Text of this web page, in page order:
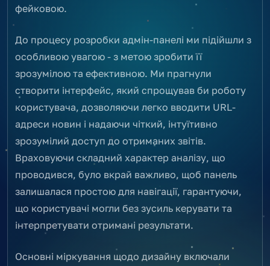
фейковою.
До процесу розробки адмін-панелі ми підійшли з
особливою увагою - з метою зробити її
зрозумілою та ефективною. Ми прагнули
створити інтерфейс, який спрощував би роботу
користувача, дозволяючи легко вводити URL-
адреси новин і надаючи чіткий, інтуїтивно
зрозумілий доступ до отриманих звітів.
Враховуючи складний характер аналізу, що
проводився, було вкрай важливо, щоб панель
залишалася простою для навігації, гарантуючи,
що користувачі могли без зусиль керувати та
інтерпретувати отримані результати.
Основні міркування щодо дизайну включали